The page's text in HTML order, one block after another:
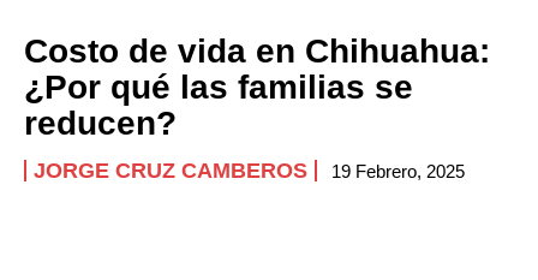
Costo de vida en Chihuahua:
¿Por qué las familias se
reducen?
JORGE CRUZ CAMBEROS 19 Febrero, 2025